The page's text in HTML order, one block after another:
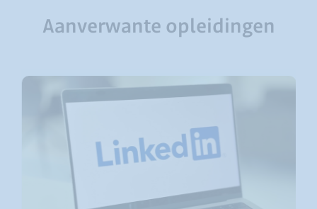
Aanverwante opleidingen